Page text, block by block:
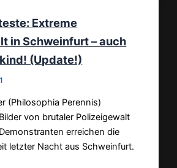
Extreme
in Schweinfurt – auch
(Update!)
(Philosophia Perennis)
von brutaler Polizeigewalt
erreichen die
letzter Nacht aus Schweinfurt.